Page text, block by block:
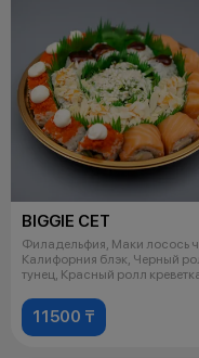
BIGGIE СЕТ
Филадельфия, Маки лосось
Калифорния блэк, Черный
тунец, Красный ролл
11500 ₸